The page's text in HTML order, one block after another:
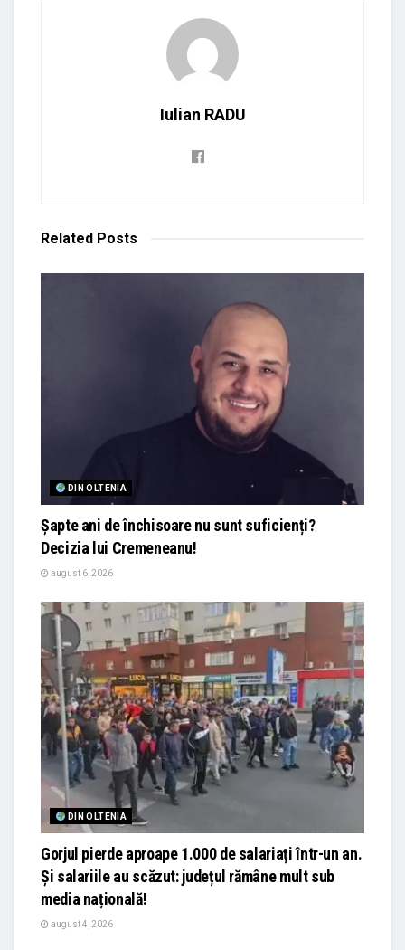
Iulian RADU
Related Posts
DIN OLTENIA
Șapte ani de închisoare nu sunt suficienți?
Decizia lui Cremeneanu!
august 6, 2026
DIN OLTENIA
Gorjul pierde aproape 1.000 de salariați într-un an.
Și salariile au scăzut: județul rămâne mult sub
media națională!
august 4, 2026